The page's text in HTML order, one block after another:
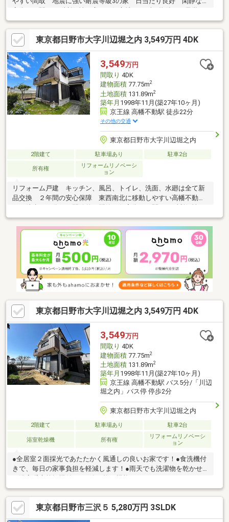
さい。いつでもご見学可能です。【FD:0120-130-510】◆■四季
折々の緑豊かな住環境に艶やかな一邸。≪住宅ローン／将来設計
≫♪住宅ローンアドバイザーによる丁寧な資金アドバイス＆ローン
シミュレーション。♪ファイナンシャルプランナーによる将来への
ご提案。♪頭金0円からでも承ります！
東京都日野市大字川辺堀之内 3,549万円 4DK
3,549万円
間取り 4DK
建物面積77.75m2
土地面積131.89m2
築年月 1998年11月(築27年10ヶ月)
京王線 高幡不動駅 徒歩22分
その他の交通
東京都日野市大字川辺堀之内
2階建て 駐車場あり 駐車2台
所有権
リフォームリノベーシ
ョン
リフォーム戸建 キッチン、風呂、トイレ、洗面、水廻は全て新
品交換 ２年間の安心保障 東西南北に移動しやすい高幡不動駅
高い好立地 利便性を兼ね備えた閑静な住宅街にある優良中古住
宅。いつでもご見学可能です。【FD:0120-130-510】◆■四季折々
の緑豊かな住環境に艶やかな一邸。≪住宅ローン／将来設計≫♪住
宅ローンアドバイザーによる丁寧な資金アドバイス＆ローンシミ
ュレーション。♪ファイナンシャルプランナーによる将来へのご提
東京都日野市大字川辺堀之内 3,549万円 4DK
3,549万円
間取り 4DK
建物面積77.75m2
土地面積131.89m2
築年月 1998年11月(築27年10ヶ月)
京王線 高幡不動駅 バス5分/「川辺
堀之内」バス停 停歩2分
東京都日野市大字川辺堀之内
2階建て 駐車場あり 駐車2台
浴室乾燥機 所有権
リフォームリノベーシ
ョン
●全居室２面採光であたたかく風通しの良いお家です！●食洗機付
きで、毎日の家事負担を軽減します！●雨天でも洗濯物を乾かせ
風呂に入れます！●全居室収納＋収納付きで整理整頓しやすいで
す！●全居室出窓付き！お気に入りの小物や観葉植物を飾れる、
ゆとりある窓辺空間です！●モニターインターフォン付きで急な
訪問にも役立ちます！●床下収納付きで、食品のストックや日用
東京都日野市三沢５ 5,280万円 3SLDK